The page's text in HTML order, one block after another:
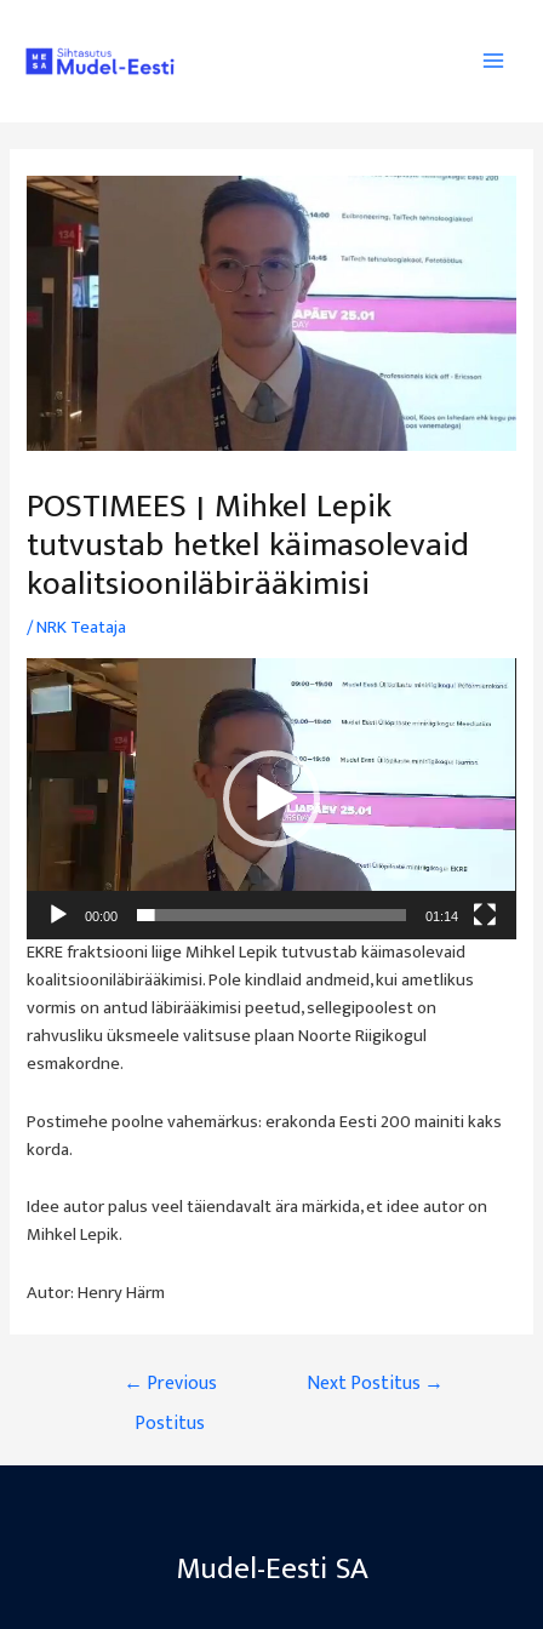
content
Main
POSTIMEES | Mihkel Lepik
tutvustab hetkel käimasolevaid
koalitsiooniläbirääkimisi
/NRK Teataja
Videoesitaja
00:00 01:14
EKRE fraktsiooni liige Mihkel Lepik tutvustab käimasolevaid
koalitsiooniläbirääkimisi. Pole kindlaid andmeid, kui ametlikus
vormis on antud läbirääkimisi peetud, sellegipoolest on
rahvusliku üksmeele valitsuse plaan Noorte Riigikogul
esmakordne.
Postimehe poolne vahemärkus: erakonda Eesti 200 mainiti kaks
korda.
Idee autor palus veel täiendavalt ära märkida, et idee autor on
Mihkel Lepik.
Autor: Henry Härm
Navigeerimine
← Previous
Postitus
Next Postitus →
Mudel-Eesti SA